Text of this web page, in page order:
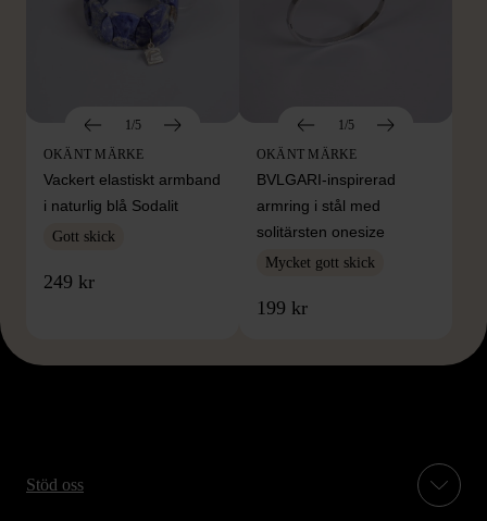
1/5
OKÄNT MÄRKE
Vackert elastiskt armband
i naturlig blå Sodalit
Gott skick
249 kr
1/5
OKÄNT MÄRKE
BVLGARI-inspirerad
armring i stål med
solitärsten onesize
Mycket gott skick
199 kr
Stöd oss